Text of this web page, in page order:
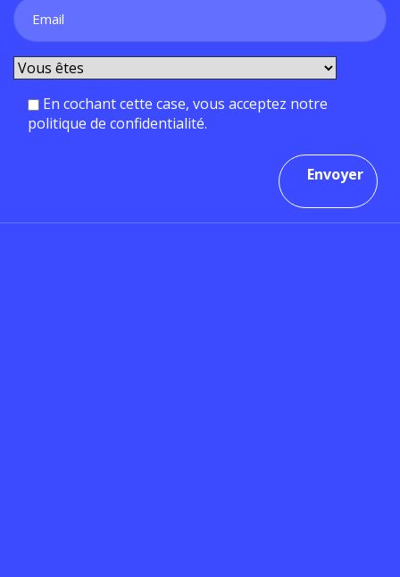
En cochant cette case, vous acceptez notre
politique de confidentialité.
Envoyer